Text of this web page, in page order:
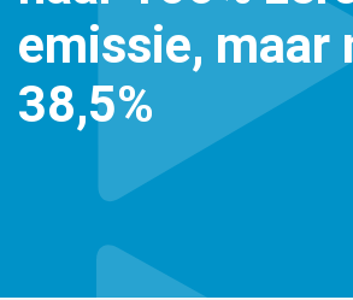
stichtingen en verenigingen
worden
Vervoer
Contact
emissie, maar
38,5%